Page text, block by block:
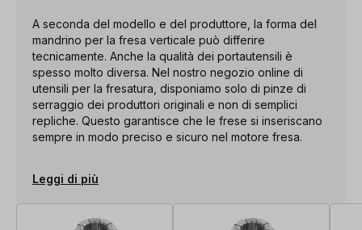
A seconda del modello e del produttore, la forma del
mandrino per la fresa verticale può differire
tecnicamente. Anche la qualità dei portautensili è
spesso molto diversa. Nel nostro negozio online di
utensili per la fresatura, disponiamo solo di pinze di
serraggio dei produttori originali e non di semplici
repliche. Questo garantisce che le frese si inseriscano
sempre in modo preciso e sicuro nel motore fresa.
Leggi di più